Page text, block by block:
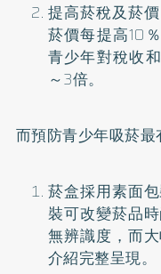
提高菸稅及菸
菸價每提高10
青少年對稅收
～3倍。
而預防青少年吸菸最
菸盒採用素面
裝可改變菸品
無辨識度，而
介紹完整呈現。